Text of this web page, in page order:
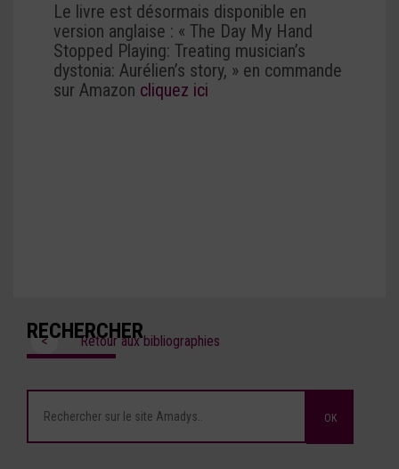
Le livre est désormais disponible en
version anglaise : « The Day My Hand
Stopped Playing: Treating musician’s
dystonia: Aurélien’s story, » en commande
sur Amazon cliquez ici
< Retour aux bibliographies
RECHERCHER